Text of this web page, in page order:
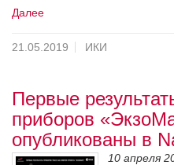
Далее
21.05.2019 ИКИ
Первые
приборов
опубликованы в
10 апреля